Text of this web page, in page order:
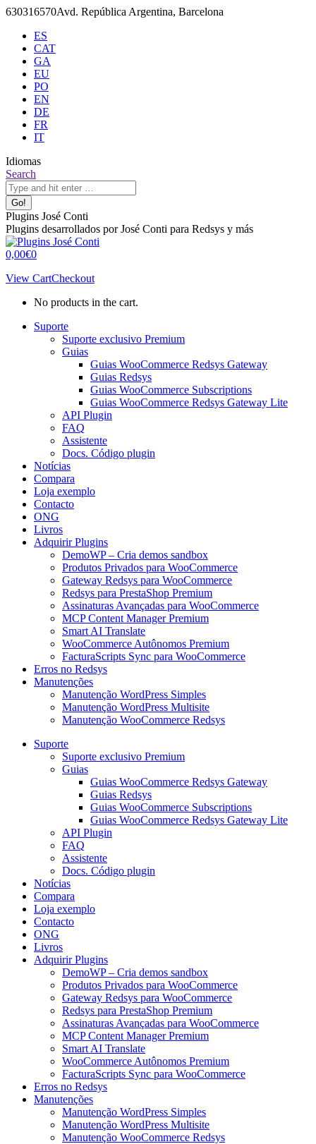
Skip
content
630316570Avd. República Argentina, Barcelona
ES
CAT
GA
EU
PO
EN
DE
FR
IT
Idiomas
X
page
opens
in
new
window
Github
page
opens
in
new
window
Search:
Search
Plugins José Conti
Plugins desarrollados por José Conti para Redsys y más
0,00€0
View CartCheckout
No products in the cart.
Suporte
Suporte exclusivo Premium
Guias
Guias WooCommerce Redsys Gateway
Guias Redsys
Guias WooCommerce Subscriptions
Guias WooCommerce Redsys Gateway Lite
API Plugin
FAQ
Assistente
Docs. Código plugin
Notícias
Compara
Loja exemplo
Contacto
ONG
Livros
Adquirir Plugins
DemoWP – Cria demos sandbox
Produtos Privados para WooCommerce
Gateway Redsys para WooCommerce
Redsys para PrestaShop Premium
Assinaturas Avançadas para WooCommerce
MCP Content Manager Premium
Smart AI Translate
WooCommerce Autônomos Premium
FacturaScripts Sync para WooCommerce
Erros no Redsys
Manutenções
Manutenção WordPress Simples
Manutenção WordPress Multisite
Manutenção WooCommerce Redsys
Suporte
Suporte exclusivo Premium
Guias
Guias WooCommerce Redsys Gateway
Guias Redsys
Guias WooCommerce Subscriptions
Guias WooCommerce Redsys Gateway Lite
API Plugin
FAQ
Assistente
Docs. Código plugin
Notícias
Compara
Loja exemplo
Contacto
ONG
Livros
Adquirir Plugins
DemoWP – Cria demos sandbox
Produtos Privados para WooCommerce
Gateway Redsys para WooCommerce
Redsys para PrestaShop Premium
Assinaturas Avançadas para WooCommerce
MCP Content Manager Premium
Smart AI Translate
WooCommerce Autônomos Premium
FacturaScripts Sync para WooCommerce
Erros no Redsys
Manutenções
Manutenção WordPress Simples
Manutenção WordPress Multisite
Manutenção WooCommerce Redsys